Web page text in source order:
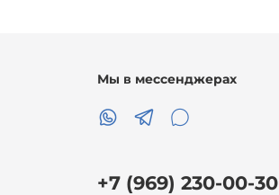
Мы в мессенджерах
+7 (969) 230-00-30